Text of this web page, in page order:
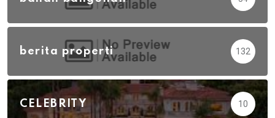
berita properti 132
CELEBRITY 10